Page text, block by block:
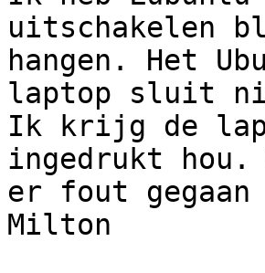
hangen. Het
laptop sluit
Ik krijg de
ingedrukt hou.
er fout
Milton